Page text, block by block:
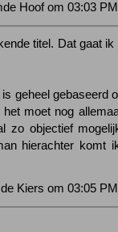
Hoof om 03:03
titel. Dat gaat
geheel gebaseerd
moet nog
zo objectief
hierachter komt
Kiers om 03:05